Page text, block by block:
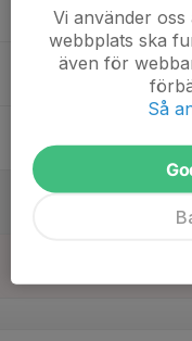
Vi använder
webbplats ska
även för
Så